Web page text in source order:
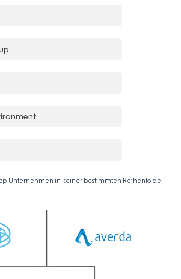
Unternehmen in keiner bestimmten Reihenfolge